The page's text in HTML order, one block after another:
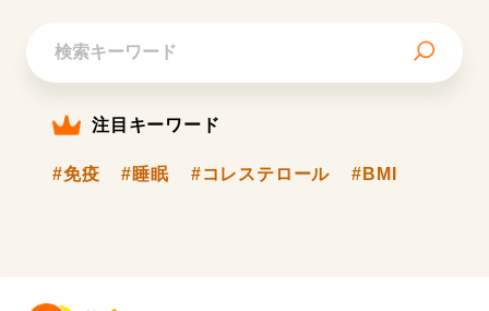
注目キーワード
#免疫 #睡眠 #コレステロール #BMI